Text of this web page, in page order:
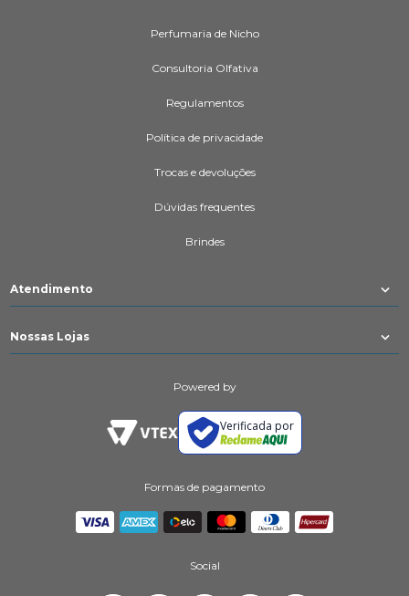
Perfumaria de Nicho
Consultoria Olfativa
Regulamentos
Política de privacidade
Trocas e devoluções
Dúvidas frequentes
Brindes
Atendimento
Nossas Lojas
Powered by
Verificada por
Formas de pagamento
Social